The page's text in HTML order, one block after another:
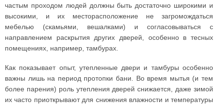
частым проходом людей должны быть достаточно широкими и
высокими, и их месторасположение не загромождаться
мебелью (скамьями, вешалками) и согласовываться с
направлением раскрытия других дверей, особенно в тесных
помещениях, например, тамбурах.
Как показывает опыт, утепленные двери и тамбуры особенно
важны лишь на период протопки бани. Во время мытья (и тем
более парения) роль утепления дверей снижается, даже зимой
их часто приоткрывают для снижения влажности и температуры